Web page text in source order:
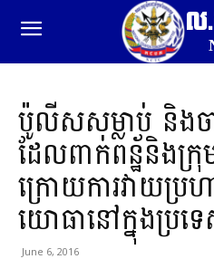
ល
ប៉ូលីសសម្លាប់ និងចា
ដែលពាក់ពន្ឋ័និងក្រុ
ក្រោយការវាយប្រ
យោធានៅក្នុងប្រទ
June 6, 2016